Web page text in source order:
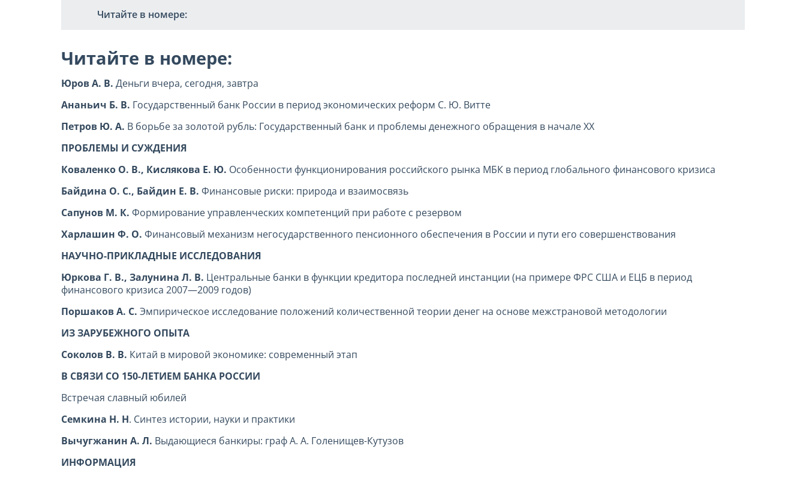
Читайте в номере:
Читайте в номере:
Юров А. В. Деньги вчера, сегодня, завтра
Ананьич Б. В. Государственный банк России в период экономических реформ С. Ю. Витте
Петров Ю. А. В борьбе за золотой рубль: Государственный банк и проблемы денежного обращения в начале XX
ПРОБЛЕМЫ И СУЖДЕНИЯ
Коваленко О. В., Кислякова Е. Ю. Особенности функционирования российского рынка МБК в период глобального финансового кризиса
Байдина О. С., Байдин Е. В. Финансовые риски: природа и взаимосвязь
Сапунов М. К. Формирование управленческих компетенций при работе с резервом
Харлашин Ф. О. Финансовый механизм негосударственного пенсионного обеспечения в России и пути его совершенствования
НАУЧНО-ПРИКЛАДНЫЕ ИССЛЕДОВАНИЯ
Юркова Г. В., Залунина Л. В. Центральные банки в функции кредитора последней инстанции (на примере ФРС США и ЕЦБ в период
финансового кризиса 2007—2009 годов)
Поршаков А. С. Эмпирическое исследование положений количественной теории денег на основе межстрановой методологии
ИЗ ЗАРУБЕЖНОГО ОПЫТА
Соколов В. В. Китай в мировой экономике: современный этап
В СВЯЗИ СО 150-ЛЕТИЕМ БАНКА РОССИИ
Встречая славный юбилей
Семкина Н. Н. Синтез истории, науки и практики
Вычугжанин А. Л. Выдающиеся банкиры: граф А. А. Голенищев-Кутузов
ИНФОРМАЦИЯ